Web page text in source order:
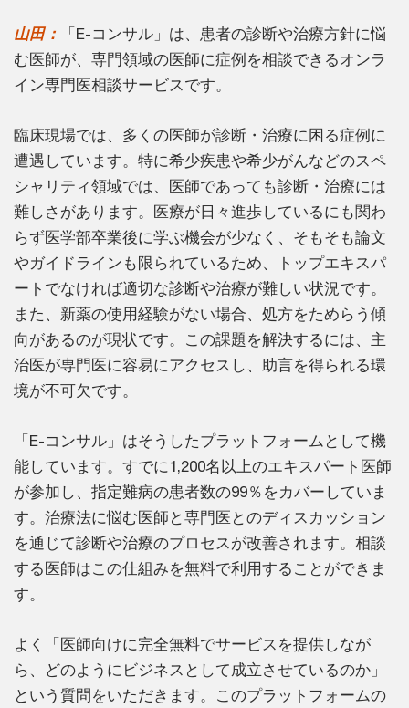
山田：
「E-コンサル」は、患者の診断や治療方針に悩
む医師が、専門領域の医師に症例を相談できるオンラ
イン専門医相談サービスです。
臨床現場では、多くの医師が診断・治療に困る症例に
遭遇しています。特に希少疾患や希少がんなどのスペ
シャリティ領域では、医師であっても診断・治療には
難しさがあります。医療が日々進歩しているにも関わ
らず医学部卒業後に学ぶ機会が少なく、そもそも論文
やガイドラインも限られているため、トップエキスパ
ートでなければ適切な診断や治療が難しい状況です。
また、新薬の使用経験がない場合、処方をためらう傾
向があるのが現状です。この課題を解決するには、主
治医が専門医に容易にアクセスし、助言を得られる環
境が不可欠です。
「E-コンサル」はそうしたプラットフォームとして機
能しています。すでに1,200名以上のエキスパート医師
が参加し、指定難病の患者数の99％をカバーしていま
す。治療法に悩む医師と専門医とのディスカッション
を通じて診断や治療のプロセスが改善されます。相談
する医師はこの仕組みを無料で利用することができま
す。
よく「医師向けに完全無料でサービスを提供しなが
ら、どのようにビジネスとして成立させているのか」
という質問をいただきます。このプラットフォームの